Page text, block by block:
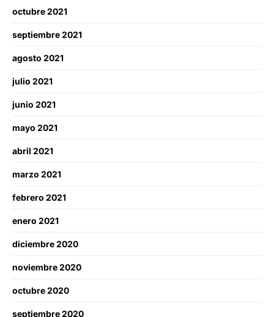
octubre 2021
septiembre 2021
agosto 2021
julio 2021
junio 2021
mayo 2021
abril 2021
marzo 2021
febrero 2021
enero 2021
diciembre 2020
noviembre 2020
octubre 2020
septiembre 2020